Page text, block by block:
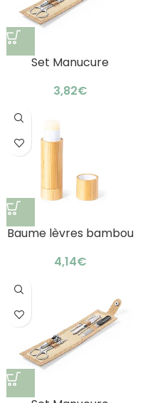
Set Manucure
€
Baume lèvres bambou
naturel
€